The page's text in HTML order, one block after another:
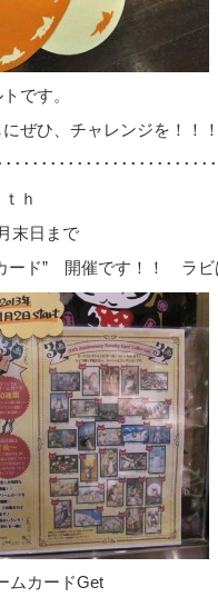
です。
ぜひ、チャレンジを！！
･･････････････････････
ｈ
末日まで
ード” 開催です！！ ラビ
ムカードGet